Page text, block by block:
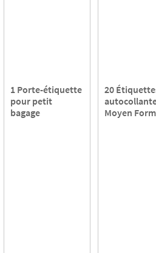
1 Porte-étiquette
pour petit
bagage
20
Moyen